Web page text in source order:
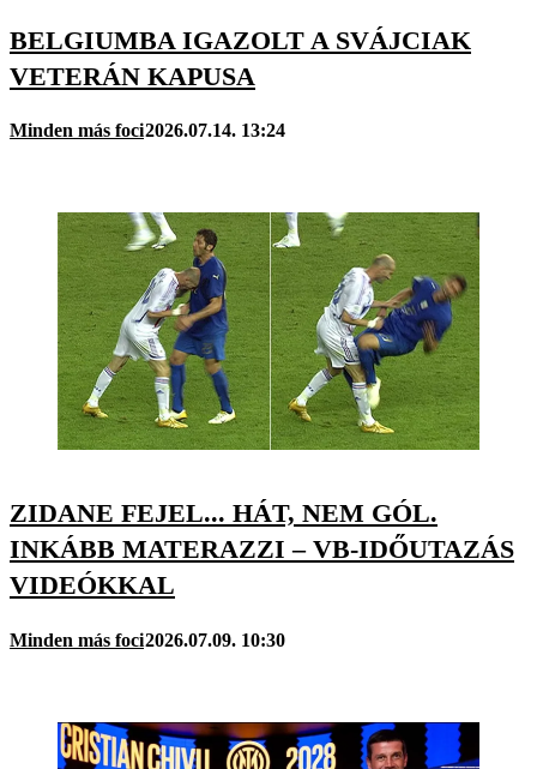
BELGIUMBA IGAZOLT A SVÁJCIAK
VETERÁN KAPUSA
Minden más foci2026.07.14. 13:24
ZIDANE FEJEL... HÁT, NEM GÓL.
INKÁBB MATERAZZI – VB-IDŐUTAZÁS
VIDEÓKKAL
Minden más foci2026.07.09. 10:30